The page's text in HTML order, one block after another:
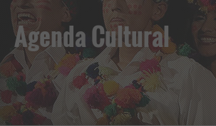
Agenda Cultural